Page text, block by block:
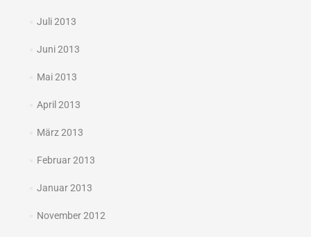
Juli 2013
Juni 2013
Mai 2013
April 2013
März 2013
Februar 2013
Januar 2013
November 2012